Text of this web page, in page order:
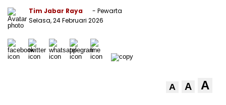
Tim Jabar Raya
- Pewarta
Selasa, 24 Februari 2026
A A A